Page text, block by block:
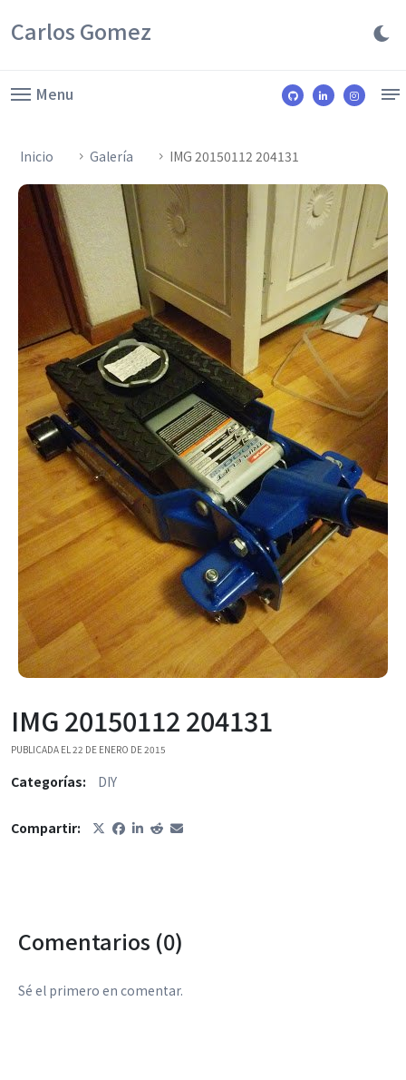
Carlos Gomez
Menu
Inicio Galería IMG 20150112 204131
IMG 20150112 204131
PUBLICADA EL 22 DE ENERO DE 2015
Categorías: DIY
Compartir:
Comentarios (0)
Sé el primero en comentar.